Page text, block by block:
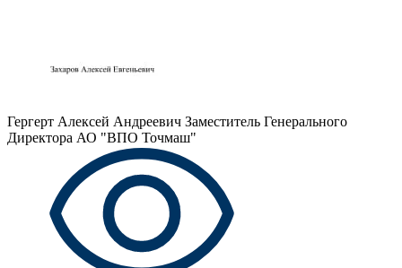
Гергерт Алексей Андреевич Заместитель Генерального
Директора АО "ВПО Точмаш"